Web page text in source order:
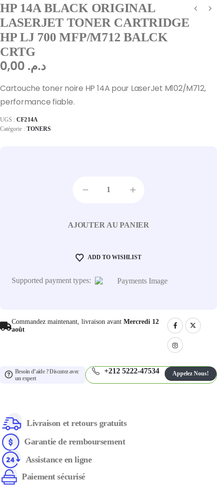
HP 14A BLACK ORIGINAL
LASERJET TONER CARTRIDGE
HP LJ 700 MFP/M712 BALCK
CRTG
د.م.
Cartouche toner noire HP 14A pour LaserJet M102/M712,
performance fiable.
UGS :CF214A
Catégorie : TONERS
AJOUTER AU PANIER
ADD TO WISHLIST
Supported payment types:
Commandez maintenant, livraison avant Mercredi 12
août
Besoin d’aide ? Discutez avec
un expert
+212 5222-47534 Appelez Nous!
Livraison et retours gratuits
Garantie de remboursement
Assistance en ligne
Paiement sécurisé